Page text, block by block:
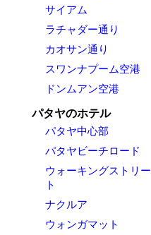
サイアム
ラチャダー通り
カオサン通り
スワンナプーム空港
ドンムアン空港
パタヤのホテル
パタヤ中心部
パタヤビーチロード
ウォーキングストリー
ト
ナクルア
ウォンガマット